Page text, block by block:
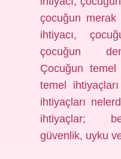
çocuğun
ihtiyacı,
çocuğun
Çocuğun temel
temel
ihtiyaçları
ihtiyaçlar;
güvenlik, uyku